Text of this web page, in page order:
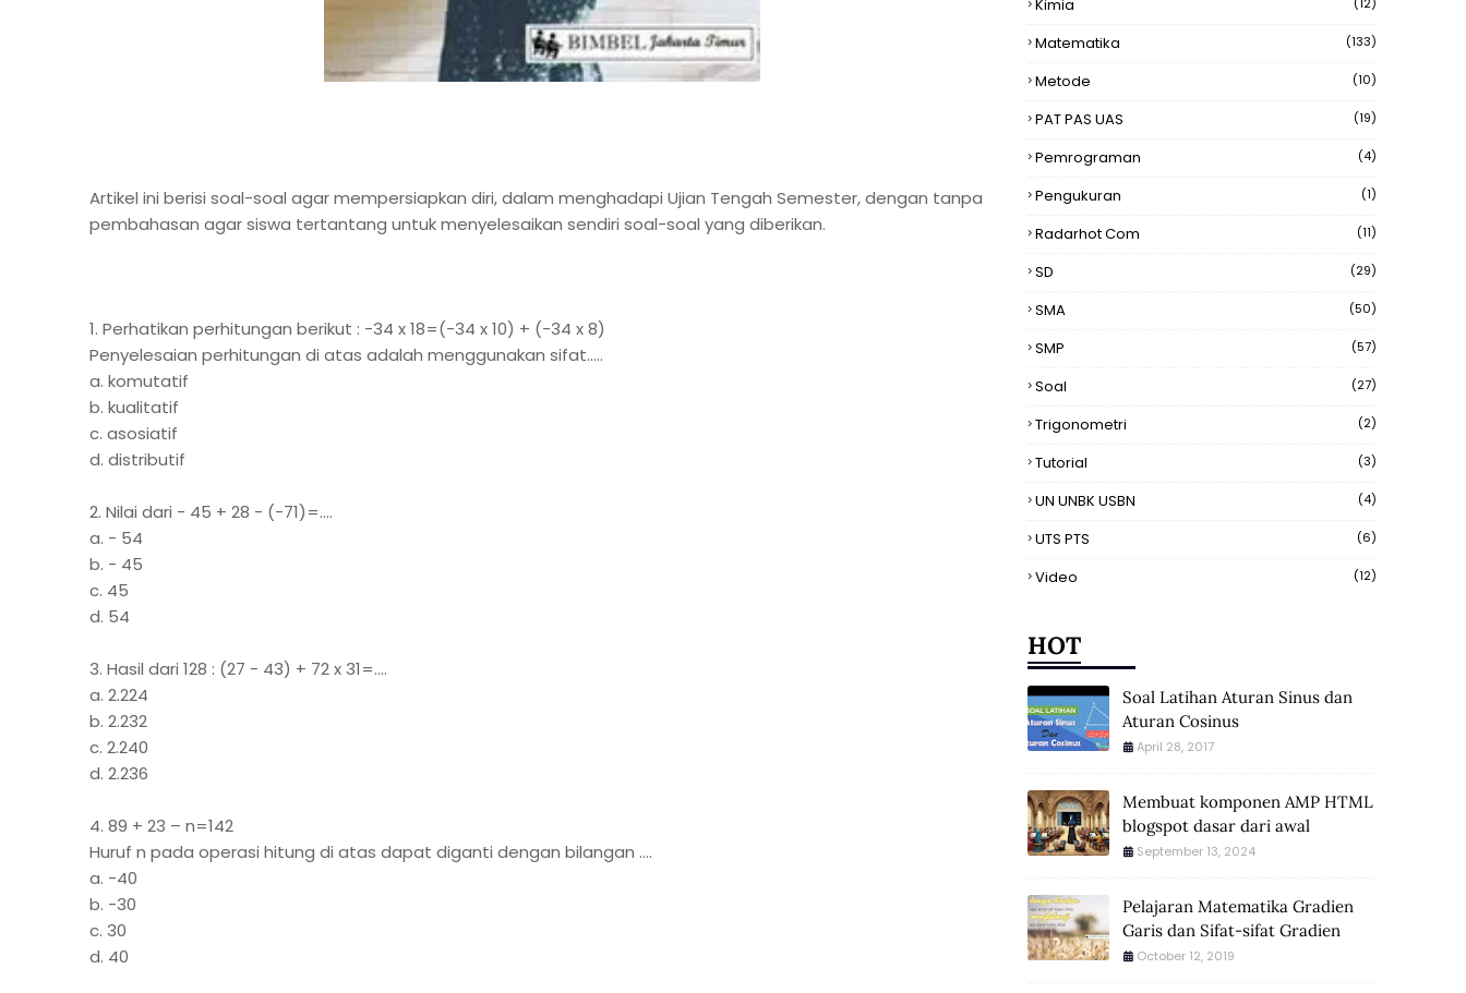
Artikel ini berisi soal-soal agar mempersiapkan diri, dalam menghadapi Ujian Tengah Semester, dengan tanpa
pembahasan agar siswa tertantang untuk menyelesaikan sendiri soal-soal yang diberikan.
1. Perhatikan perhitungan berikut : -34 x 18=(-34 x 10) + (-34 x 8)
Penyelesaian perhitungan di atas adalah menggunakan sifat.....
a. komutatif
b. kualitatif
c. asosiatif
d. distributif
2. Nilai dari - 45 + 28 - (-71)=....
a. - 54
b. - 45
c. 45
d. 54
3. Hasil dari 128 : (27 - 43) + 72 x 31=....
a. 2.224
b. 2.232
c. 2.240
d. 2.236
4. 89 + 23 – n=142
Huruf n pada operasi hitung di atas dapat diganti dengan bilangan ....
a. -40
b. -30
c. 30
d. 40
Kimia
Matematika (133)
Metode (10)
PAT PAS UAS (19)
Pemrograman (4)
Pengukuran (1)
Radarhot Com (11)
SD (29)
SMA (50)
SMP (57)
Soal (27)
Trigonometri (2)
Tutorial (3)
UN UNBK USBN (4)
UTS PTS (6)
Video (12)
HOT
Soal Latihan Aturan Sinus dan
Aturan Cosinus
April 28, 2017
Membuat komponen AMP HTML
blogspot dasar dari awal
September 13, 2024
Pelajaran Matematika Gradien
Garis dan Sifat-sifat Gradien
October 12, 2019